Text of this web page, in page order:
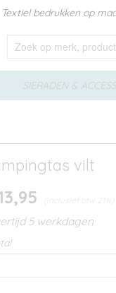
Textiel bedrukken op
SIERADEN &
vilt
(inclusief btw 21%)
5 werkdagen